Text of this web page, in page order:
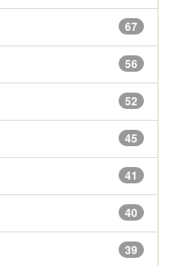
67
56
52
45
41
40
39